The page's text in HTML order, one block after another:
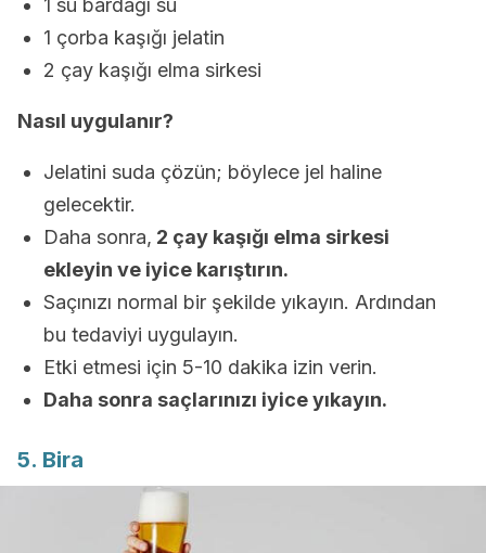
1 su bardağı su
1 çorba kaşığı jelatin
2 çay kaşığı elma sirkesi
Nasıl uygulanır?
Jelatini suda çözün; böylece jel haline
gelecektir.
Daha sonra, 2 çay kaşığı elma sirkesi
ekleyin ve iyice karıştırın.
Saçınızı normal bir şekilde yıkayın. Ardından
bu tedaviyi uygulayın.
Etki etmesi için 5-10 dakika izin verin.
Daha sonra saçlarınızı iyice yıkayın.
5. Bira